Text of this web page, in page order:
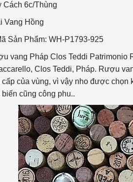
Cách 6c/Thùng
Vang Hồng
Sản Phẩm: WH-P1793-925
vang Pháp Clos Teddi
Clos Teddi, Pháp. Rượu
cấp của vùng, vì vậy nho được
biến cũng công phu..